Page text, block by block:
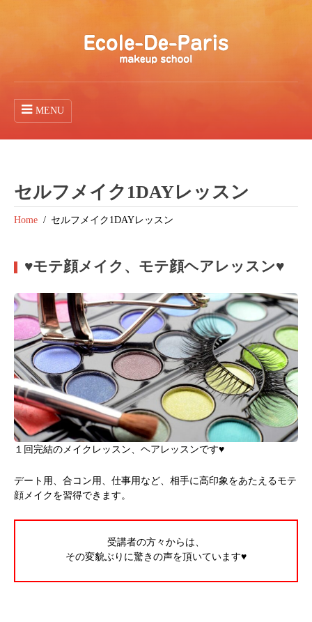
MENU
セルフメイク1DAYレッスン
Home セルフメイク1DAYレッスン
♥モテ顔メイク、モテ顔ヘアレッスン♥
１回完結のメイクレッスン、ヘアレッスンです♥
デート用、合コン用、仕事用など、相手に高印象をあたえるモテ
顔メイクを習得できます。
受講者の方々からは、
その変貌ぶりに驚きの声を頂いています♥